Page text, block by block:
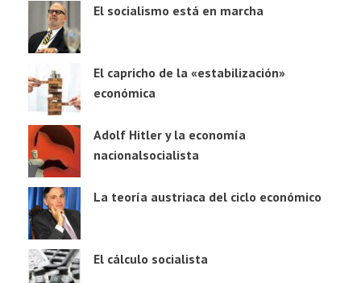
El socialismo está en marcha
El capricho de la «estabilización»
económica
Adolf Hitler y la economía
nacionalsocialista
La teoría austriaca del ciclo económico
El cálculo socialista